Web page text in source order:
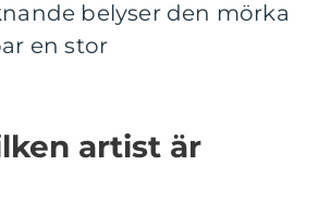
belyser den mörka
en stor
artist är